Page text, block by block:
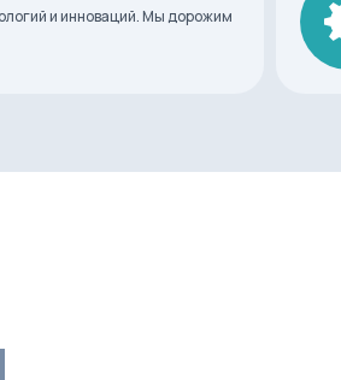
и инноваций. Мы дорожим